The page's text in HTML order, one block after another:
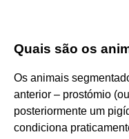
Quais são os
Os animais
anterior – prostómio
posteriormente um
condiciona